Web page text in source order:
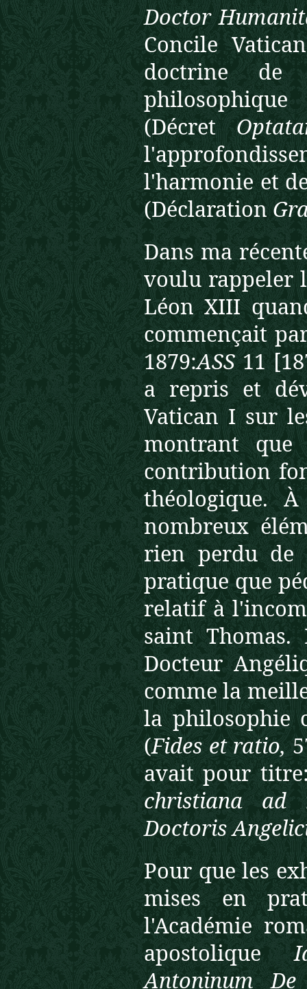
Doctor
Concile
doctrine de
(Décret
l'harmonie et
(Déclaration
Dans ma
voulu rappeler
Léon XIII
commençait
1879:ASS 11
a repris et
Vatican I sur
montrant que
contribution
théologique.
nombreux
rien perdu
pratique que
relatif à
saint Thomas.
Docteur
comme la
la philosophie
(Fides et ratio,
avait pour
christiana ad
Doctoris
Pour que les
mises en
l'Académie
apostolique
Antoninum